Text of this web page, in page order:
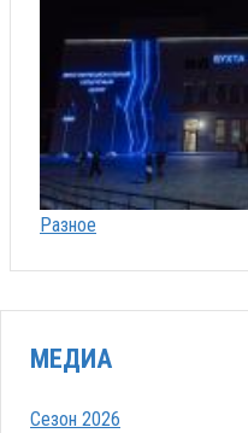
Разное
МЕДИА
Сезон 2026